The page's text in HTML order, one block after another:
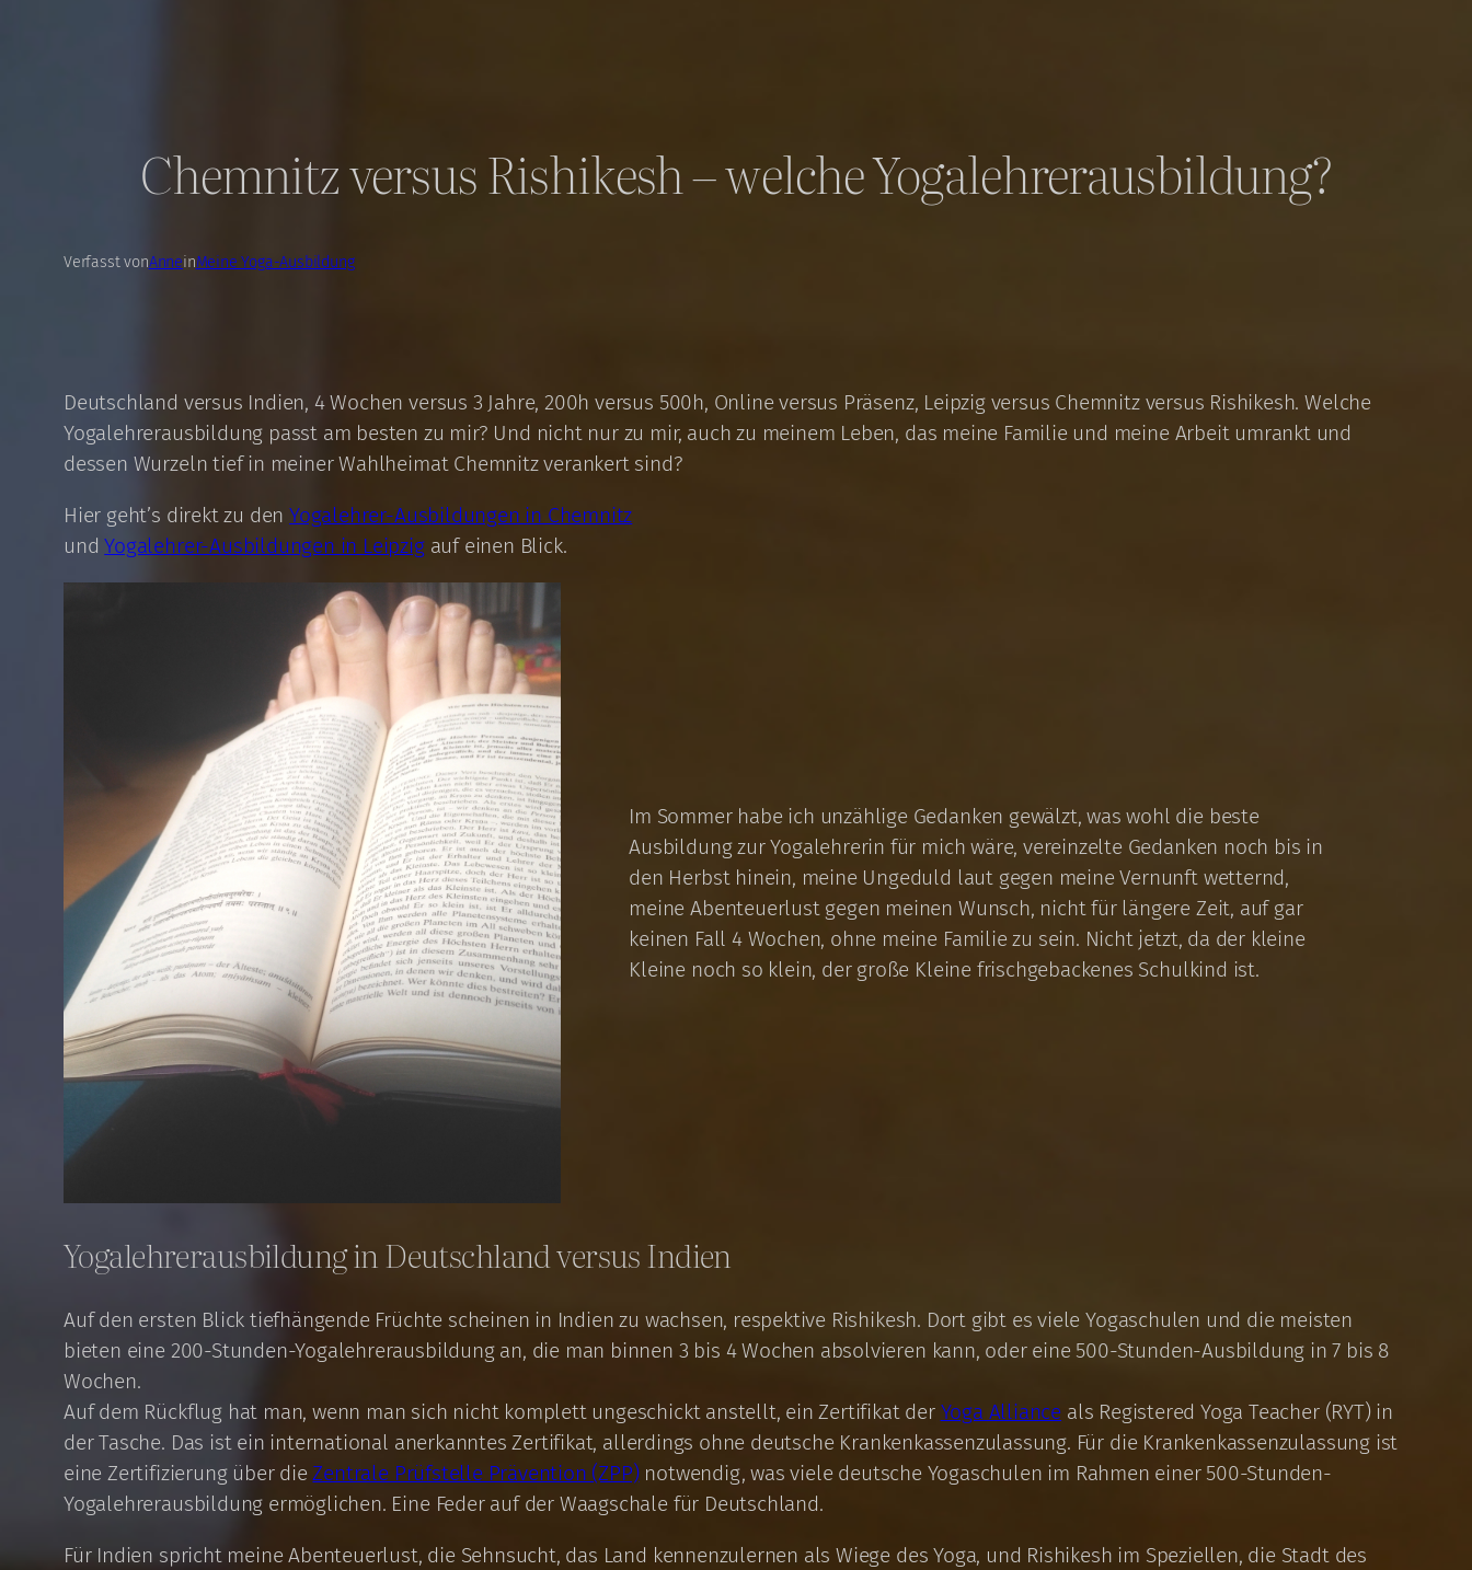
Chemnitz versus Rishikesh – welche Yogalehrerausbildung?
Verfasst vonAnneinMeine Yoga-Ausbildung
Deutschland versus Indien, 4 Wochen versus 3 Jahre, 200h versus 500h, Online versus Präsenz, Leipzig versus Chemnitz versus Rishikesh. Welche
Yogalehrerausbildung passt am besten zu mir? Und nicht nur zu mir, auch zu meinem Leben, das meine Familie und meine Arbeit umrankt und
dessen Wurzeln tief in meiner Wahlheimat Chemnitz verankert sind?
Hier geht’s direkt zu denYogalehrer-Ausbildungen in Chemnitz
undYogalehrer-Ausbildungen in Leipzigauf einen Blick.
Im Sommer habe ich unzählige Gedanken gewälzt, was wohl die beste
Ausbildung zur Yogalehrerin für mich wäre, vereinzelte Gedanken noch bis in
den Herbst hinein, meine Ungeduld laut gegen meine Vernunft wetternd,
meine Abenteuerlust gegen meinen Wunsch, nicht für längere Zeit, auf gar
keinen Fall 4 Wochen, ohne meine Familie zu sein. Nicht jetzt, da der kleine
Kleine noch so klein, der große Kleine frischgebackenes Schulkind ist.
Yogalehrerausbildung in Deutschland versus Indien
Auf den ersten Blick tiefhängende Früchte scheinen in Indien zu wachsen, respektive Rishikesh. Dort gibt es viele Yogaschulen und die meisten
bieten eine 200-Stunden-Yogalehrerausbildung an, die man binnen 3 bis 4 Wochen absolvieren kann, oder eine 500-Stunden-Ausbildung in 7 bis 8
Wochen.
Auf dem Rückflug hat man, wenn man sich nicht komplett ungeschickt anstellt, ein Zertifikat der Yoga Alliance als Registered Yoga Teacher (RYT) in
der Tasche. Das ist ein international anerkanntes Zertifikat, allerdings ohne deutsche Krankenkassenzulassung. Für die Krankenkassenzulassung ist
eine Zertifizierung über dieZentrale Prüfstelle Prävention (ZPP)notwendig, was viele deutsche Yogaschulen im Rahmen einer 500-Stunden-
Yogalehrerausbildung ermöglichen. Eine Feder auf der Waagschale für Deutschland.
Für Indien spricht meine Abenteuerlust, die Sehnsucht, das Land kennenzulernen als Wiege des Yoga, und Rishikesh im Speziellen, die Stadt des